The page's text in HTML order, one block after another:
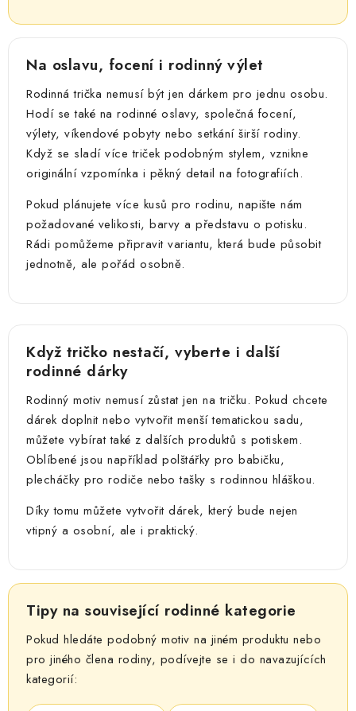
Na oslavu, focení i rodinný výlet
Rodinná trička nemusí být jen dárkem pro jednu osobu.
Hodí se také na rodinné oslavy, společná focení,
výlety, víkendové pobyty nebo setkání širší rodiny.
Když se sladí více triček podobným stylem, vznikne
originální vzpomínka i pěkný detail na fotografiích.
Pokud plánujete více kusů pro rodinu, napište nám
požadované velikosti, barvy a představu o potisku.
Rádi pomůžeme připravit variantu, která bude působit
jednotně, ale pořád osobně.
Když tričko nestačí, vyberte i další
rodinné dárky
Rodinný motiv nemusí zůstat jen na tričku. Pokud chcete
dárek doplnit nebo vytvořit menší tematickou sadu,
můžete vybírat také z dalších produktů s potiskem.
Oblíbené jsou například polštářky pro babičku,
plecháčky pro rodiče nebo tašky s rodinnou hláškou.
Díky tomu můžete vytvořit dárek, který bude nejen
vtipný a osobní, ale i praktický.
Tipy na související rodinné kategorie
Pokud hledáte podobný motiv na jiném produktu nebo
pro jiného člena rodiny, podívejte se i do navazujících
kategorií: